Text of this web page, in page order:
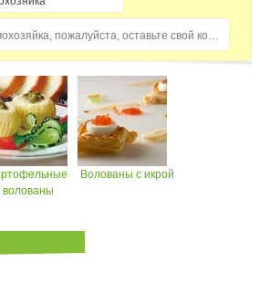
Домохозяйка, пожалуйста, оставьте свой комментарий...
волованы
Волованы с икрой